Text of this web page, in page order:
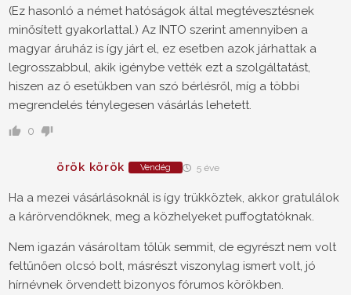
(Ez hasonló a német hatóságok által megtévesztésnek
minősített gyakorlattal.) Az INTO szerint amennyiben a
magyar áruház is így járt el, ez esetben azok járhattak a
legrosszabbul, akik igénybe vették ezt a szolgáltatást,
hiszen az ő esetükben van szó bérlésről, míg a többi
megrendelés ténylegesen vásárlás lehetett.
0
örök körök Vendég 5 éve
Ha a mezei vásárlásoknál is így trükköztek, akkor gratulálok
a kárörvendőknek, meg a közhelyeket puffogtatóknak.
Nem igazán vásároltam tőlük semmit, de egyrészt nem volt
feltűnően olcsó bolt, másrészt viszonylag ismert volt, jó
hírnévnek örvendett bizonyos fórumos körökben.